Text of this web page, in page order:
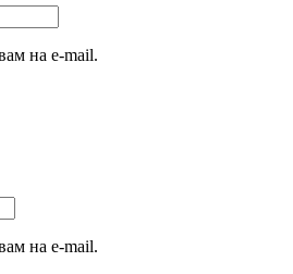
на e-mail.
на e-mail.